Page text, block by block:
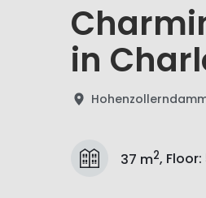
in
37 m2, Floor: